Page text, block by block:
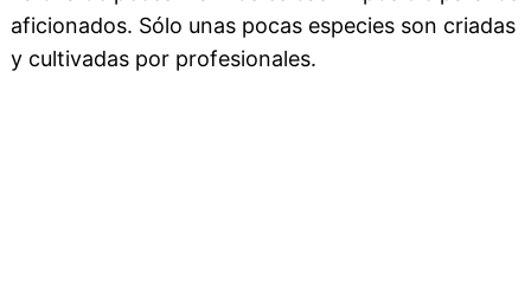
aficionados. Sólo unas pocas especies son criadas
y cultivadas por profesionales.